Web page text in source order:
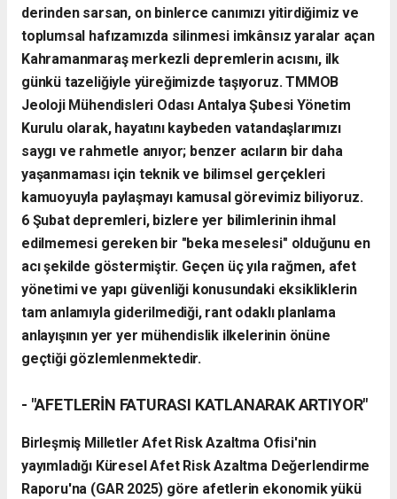
derinden sarsan, on binlerce canımızı yitirdiğimiz ve
toplumsal hafızamızda silinmesi imkânsız yaralar açan
Kahramanmaraş merkezli depremlerin acısını, ilk
günkü tazeliğiyle yüreğimizde taşıyoruz. TMMOB
Jeoloji Mühendisleri Odası Antalya Şubesi Yönetim
Kurulu olarak, hayatını kaybeden vatandaşlarımızı
saygı ve rahmetle anıyor; benzer acıların bir daha
yaşanmaması için teknik ve bilimsel gerçekleri
kamuoyuyla paylaşmayı kamusal görevimiz biliyoruz.
6 Şubat depremleri, bizlere yer bilimlerinin ihmal
edilmemesi gereken bir "beka meselesi" olduğunu en
acı şekilde göstermiştir. Geçen üç yıla rağmen, afet
yönetimi ve yapı güvenliği konusundaki eksikliklerin
tam anlamıyla giderilmediği, rant odaklı planlama
anlayışının yer yer mühendislik ilkelerinin önüne
geçtiği gözlemlenmektedir.
- "AFETLERİN FATURASI KATLANARAK ARTIYOR"
Birleşmiş Milletler Afet Risk Azaltma Ofisi'nin
yayımladığı Küresel Afet Risk Azaltma Değerlendirme
Raporu'na (GAR 2025) göre afetlerin ekonomik yükü